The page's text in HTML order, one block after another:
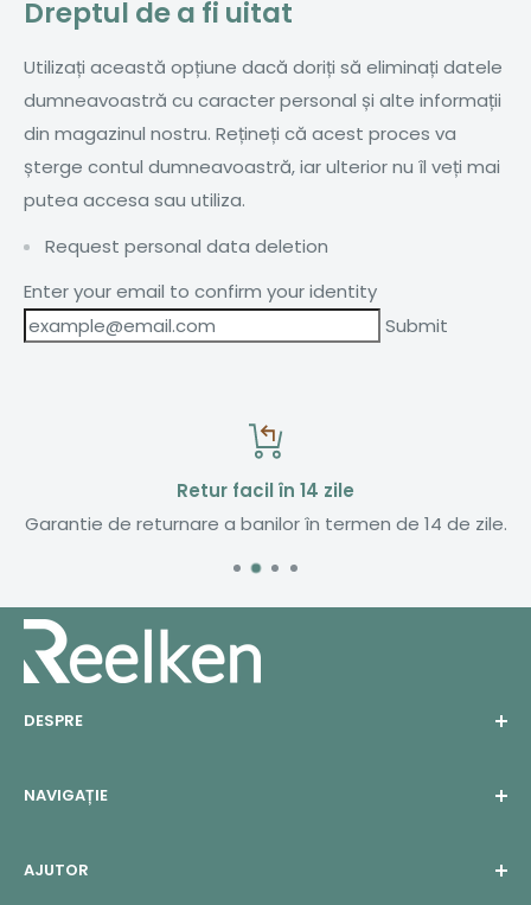
Dreptul de a fi uitat
Utilizați această opțiune dacă doriți să eliminați datele
dumneavoastră cu caracter personal și alte informații
din magazinul nostru. Rețineți că acest proces va
șterge contul dumneavoastră, iar ulterior nu îl veți mai
putea accesa sau utiliza.
Request personal data deletion
Enter your email to confirm your identity
Retur facil în 14 zile
Garantie de returnare a banilor în termen de 14 de zile.
DESPRE
Calitate
News
NAVIGAȚIE
Despre noi
AJUTOR